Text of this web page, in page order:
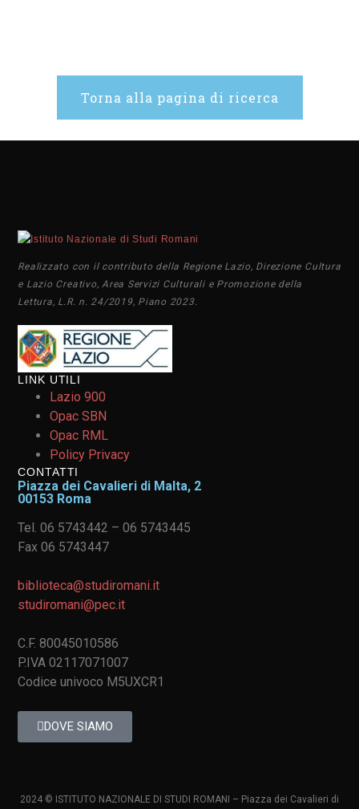
Torna alla pagina di ricerca
Realizzato con il contributo della Regione Lazio, Direzione Cultura
e Lazio Creativo, Area Servizi Culturali e Promozione della
Lettura, L.R. n. 24/2019, Piano 2023.
LINK UTILI
Lazio 900
Opac SBN
Opac RML
Policy Privacy
CONTATTI
Piazza dei Cavalieri di Malta, 2
00153 Roma
Tel. 06 5743442 – 06 5743445
Fax 06 5743447
biblioteca@studiromani.it
studiromani@pec.it
C.F. 80045010586
P.IVA 02117071007
Codice univoco M5UXCR1
DOVE SIAMO
2024 © ISTITUTO NAZIONALE DI STUDI ROMANI – Piazza dei Cavalieri di